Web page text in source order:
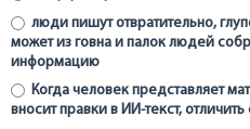
люди пишут отвратительно,
может из говна и палок людей
информацию
Когда человек представляет
вносит правки в ИИ-текст,